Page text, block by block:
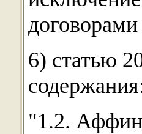
6) статью
"1.2.